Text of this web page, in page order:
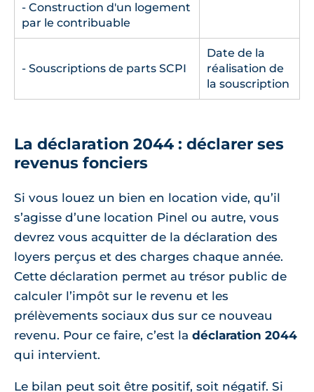
- Construction d'un logement
par le contribuable
- Souscriptions de parts SCPI
Date de la
réalisation de
la souscription
La déclaration 2044 : déclarer ses
revenus fonciers
Si vous louez un bien en location vide, qu’il
s’agisse d’une location Pinel ou autre, vous
devrez vous acquitter de la déclaration des
loyers perçus et des charges chaque année.
Cette déclaration permet au trésor public de
calculer l’impôt sur le revenu et les
prélèvements sociaux dus sur ce nouveau
revenu. Pour ce faire, c’est la déclaration 2044
qui intervient.
Le bilan peut soit être positif, soit négatif. Si